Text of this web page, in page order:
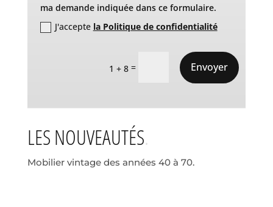
ma demande indiquée dans ce formulaire.
J'accepte la Politique de confidentialité
1 + 8 = Envoyer
LES NOUVEAUTÉS
Mobilier vintage des années 40 à 70.